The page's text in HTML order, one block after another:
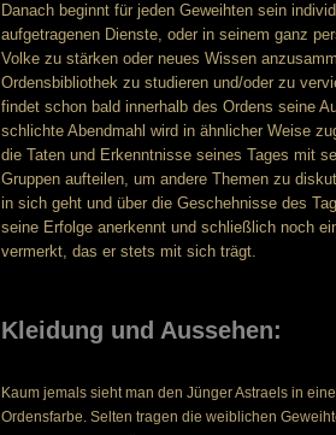
Danach beginnt für jeden Geweihten sein
aufgetragenen Dienste, oder in seinem ganz
Volke zu stärken oder neues Wissen
Ordensbibliothek zu studieren und/oder zu
findet schon bald innerhalb des Ordens seine
schlichte Abendmahl wird in ähnlicher Weise
die Taten und Erkenntnisse seines Tages mit
Gruppen aufteilen, um andere Themen zu
in sich geht und über die Geschehnisse des
seine Erfolge anerkennt und schließlich noch
vermerkt, das er stets mit sich trägt.
Kleidung und Aussehen:
Kaum jemals sieht man den Jünger Astraels in
Ordensfarbe. Selten tragen die weiblichen